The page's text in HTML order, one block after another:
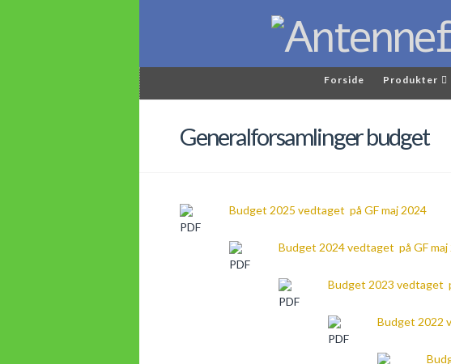
Forside Produkter
Generalforsamlinger budget
Budget 2025 vedtaget på GF maj 2024
Budget 2024 vedtaget på GF maj
Budget 2023 vedtaget
Budget 2022